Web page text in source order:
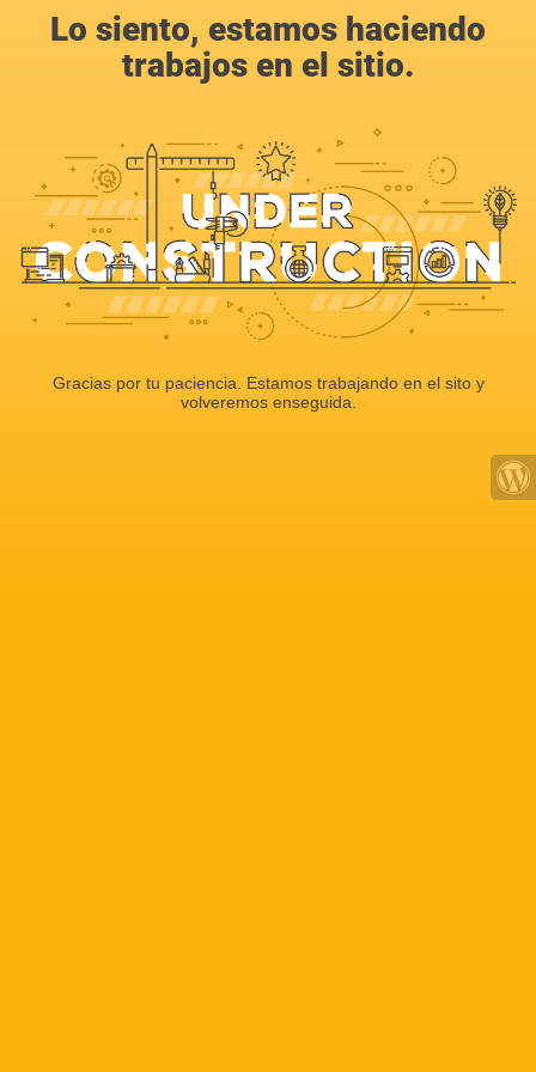
Lo siento, estamos haciendo
trabajos en el sitio.
Gracias por tu paciencia. Estamos trabajando en el sito y
volveremos enseguida.